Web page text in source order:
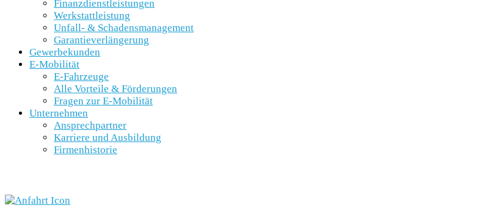
Finanzdienstleistungen
Werkstattleistung
Unfall- & Schadensmanagement
Garantieverlängerung
Gewerbekunden
E-Mobilität
E-Fahrzeuge
Alle Vorteile & Förderungen
Fragen zur E-Mobilität
Unternehmen
Ansprechpartner
Karriere und Ausbildung
Firmenhistorie